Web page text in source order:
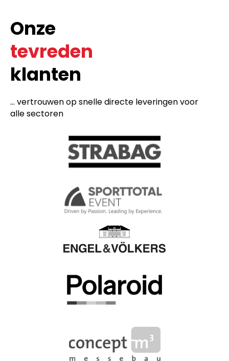
Onze
tevreden
klanten
... vertrouwen op snelle directe leveringen voor
alle sectoren